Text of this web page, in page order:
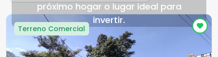
próximo hogar o lugar ideal para
invertir.
Terreno Comercial